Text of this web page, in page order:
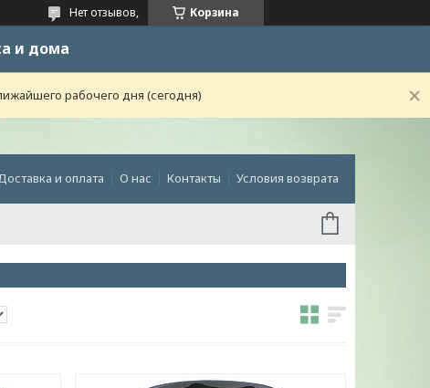
Корзина
Нет отзывов,
и дома
рабочего дня (сегодня)
и оплата О нас Контакты Условия возврата